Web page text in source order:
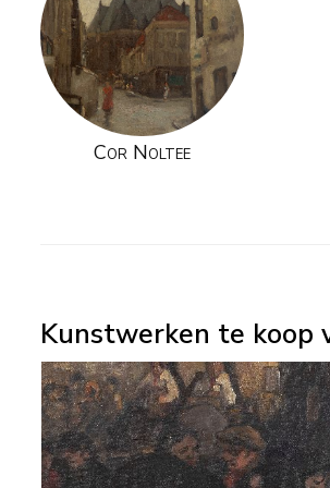
Cor Noltee
Kunstwerken te koop